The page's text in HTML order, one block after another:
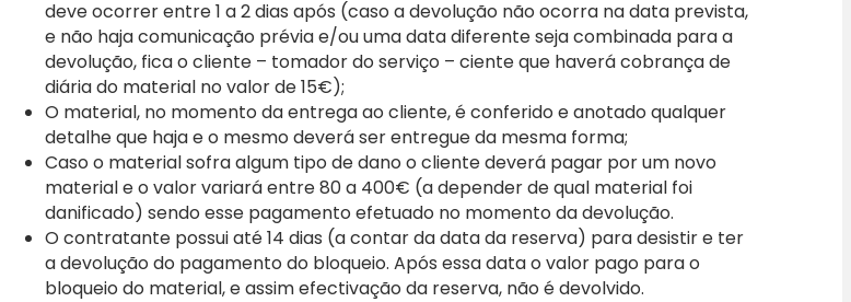
deve ocorrer entre 1 a 2 dias após (caso a devolução não ocorra na data prevista,
e não haja comunicação prévia e/ou uma data diferente seja combinada para a
devolução, fica o cliente – tomador do serviço – ciente que haverá cobrança de
diária do material no valor de 15€);
O material, no momento da entrega ao cliente, é conferido e anotado qualquer
detalhe que haja e o mesmo deverá ser entregue da mesma forma;
Caso o material sofra algum tipo de dano o cliente deverá pagar por um novo
material e o valor variará entre 80 a 400€ (a depender de qual material foi
danificado) sendo esse pagamento efetuado no momento da devolução.
O contratante possui até 14 dias (a contar da data da reserva) para desistir e ter
a devolução do pagamento do bloqueio. Após essa data o valor pago para o
bloqueio do material, e assim efectivação da reserva, não é devolvido.